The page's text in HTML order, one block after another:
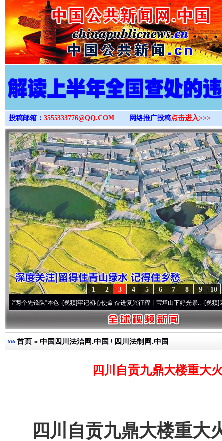
>
投稿邮箱： 3555333776@QQ.COM 网络推广投稿点击进入>>>
10
9
8
7
6
5
4
3
2
1
先锋队”本色·[视频]牢记初心使命 奋进复兴征程丨宝塔山下好光景..·[视频]因党而生
首页 » 中国四川法治网.中国 / 四川法制网.中国
四川自贡九鼎大楼重大
四川自贡九鼎大楼重大